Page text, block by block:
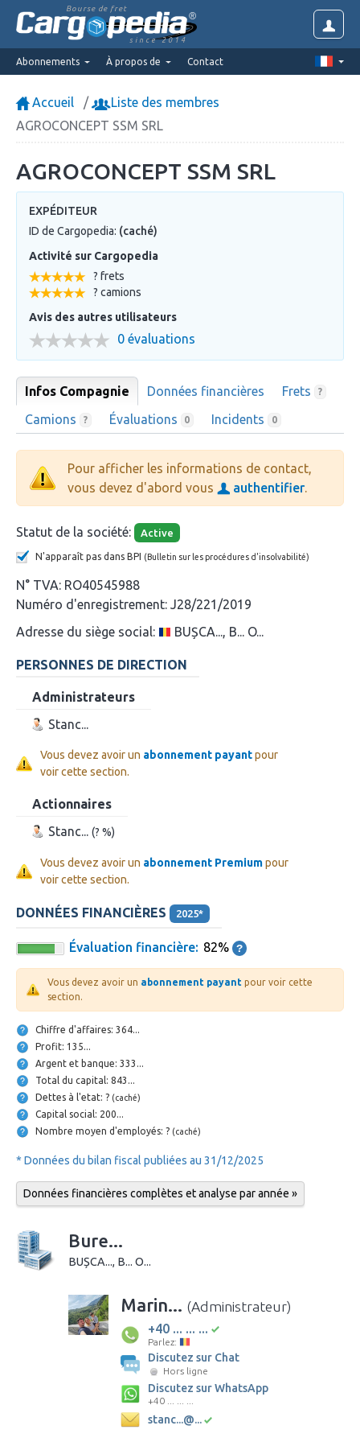
Bourse de fret
since 2014
Abonnements À propos de Contact
Accueil
Liste des membres
AGROCONCEPT SSM SRL
AGROCONCEPT SSM SRL
EXPÉDITEUR
ID de Cargopedia: (caché)
Activité sur Cargopedia
? frets
? camions
Avis des autres utilisateurs
0 évaluations
Infos Compagnie Données financières Frets ?
Camions ? Évaluations 0 Incidents 0
Pour afficher les informations de contact,
vous devez d'abord vous
authentifier
Statut de la société: Active
N'apparaît pas dans BPI (Bulletin sur les procédures d'insolvabilité)
N° TVA: RO40545988
Numéro d'enregistrement: J28/221/2019
Adresse du siège social:
BUȘCA..., B... O...
PERSONNES DE DIRECTION
Administrateurs
Stanc...
Vous devez avoir un abonnement payantpour
voir cette section.
Actionnaires
Stanc... (? %)
Vous devez avoir un abonnement Premiumpour
voir cette section.
DONNÉES FINANCIÈRES 2025*
Évaluation financière: 82%
Vous devez avoir un abonnement payant pour voir cette
section.
Chiffre d'affaires: 364...
Profit: 135...
Argent et banque: 333...
Total du capital: 843...
Dettes à l'etat: ? (caché)
Capital social: 200...
Nombre moyen d'employés: ? (caché)
* Données du bilan fiscal publiées au 31/12/2025
Données financières complètes et analyse par année »
Bure...
BUȘCA..., B... O...
Marin... (Administrateur)
+40 ... ... ...
Parlez:
Discutez sur Chat
Hors ligne
Discutez sur WhatsApp
+40 ... ... ...
stanc...@...